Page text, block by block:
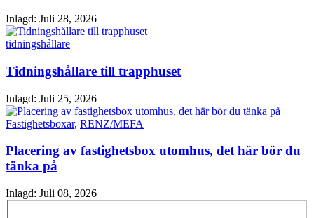
Inlagd: Juli 28, 2026
tidningshållare
Tidningshållare till trapphuset
Inlagd: Juli 25, 2026
Fastighetsboxar, RENZ/MEFA
Placering av fastighetsbox utomhus, det här bör du
tänka på
Inlagd: Juli 08, 2026